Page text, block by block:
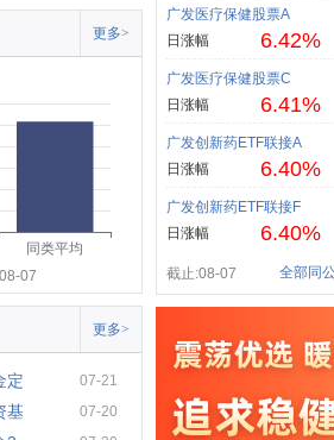
更多>
同类平均
07
更多>
定 07-21
基 07-20
广发医疗保健股票A
日涨幅
6.42%
广发医疗保健股票C
日涨幅
6.41%
广发创新药ETF联接A
日涨幅
6.40%
广发创新药ETF联接F
日涨幅
6.40%
截止:08-07 全部同